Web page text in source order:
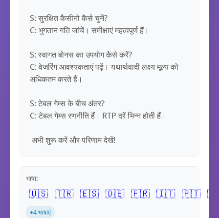
S: सुरक्षित कैसीनो कैसे चुनें?
C: भुगतान गति जांचें। समीक्षाएं महत्वपूर्ण हैं।
S: स्वागत बोनस का उपयोग कैसे करें?
C: वेजरिंग आवश्यकताएं पढ़ें। यथार्थवादी लक्ष्य मूल्य को
अधिकतम करते हैं।
S: टेबल गेम्स के बीच अंतर?
C: टेबल गेम्स रणनीति हैं। RTP दरें भिन्न होती हैं।
अभी शुरू करें और परिणाम देखें!
भाषा:
🇺🇸 🇹🇷 🇪🇸 🇩🇪 🇫🇷 🇮🇹 🇵🇹
+4 भाषाएं